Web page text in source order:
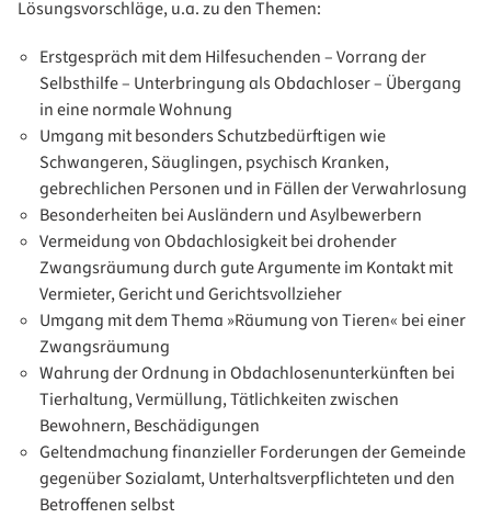
Lösungsvorschläge, u.a. zu den Themen:
Erstgespräch mit dem Hilfesuchenden – Vorrang der
Selbsthilfe – Unterbringung als Obdachloser – Übergang
in eine normale Wohnung
Umgang mit besonders Schutzbedürftigen wie
Schwangeren, Säuglingen, psychisch Kranken,
gebrechlichen Personen und in Fällen der Verwahrlosung
Besonderheiten bei Ausländern und Asylbewerbern
Vermeidung von Obdachlosigkeit bei drohender
Zwangsräumung durch gute Argumente im Kontakt mit
Vermieter, Gericht und Gerichtsvollzieher
Umgang mit dem Thema »Räumung von Tieren« bei einer
Zwangsräumung
Wahrung der Ordnung in Obdachlosenunterkünften bei
Tierhaltung, Vermüllung, Tätlichkeiten zwischen
Bewohnern, Beschädigungen
Geltendmachung finanzieller Forderungen der Gemeinde
gegenüber Sozialamt, Unterhaltsverpflichteten und den
Betroffenen selbst